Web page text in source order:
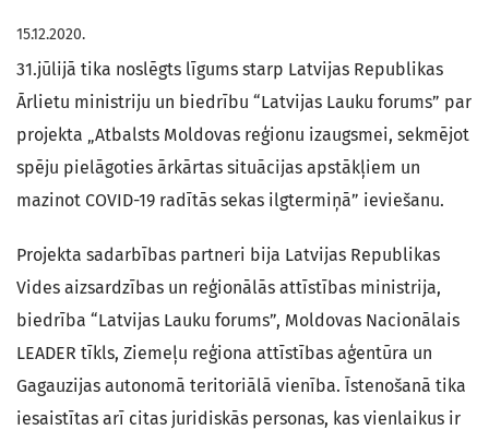
15.12.2020.
31.jūlijā tika noslēgts līgums starp Latvijas Republikas
Ārlietu ministriju un biedrību “Latvijas Lauku forums” par
projekta „Atbalsts Moldovas reģionu izaugsmei, sekmējot
spēju pielāgoties ārkārtas situācijas apstākļiem un
mazinot COVID-19 radītās sekas ilgtermiņā” ieviešanu.
Projekta sadarbības partneri bija Latvijas Republikas
Vides aizsardzības un reģionālās attīstības ministrija,
biedrība “Latvijas Lauku forums”, Moldovas Nacionālais
LEADER tīkls, Ziemeļu reģiona attīstības aģentūra un
Gagauzijas autonomā teritoriālā vienība. Īstenošanā tika
iesaistītas arī citas juridiskās personas, kas vienlaikus ir